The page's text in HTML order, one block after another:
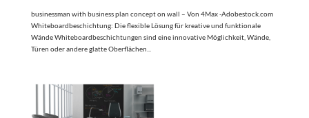
businessman with business plan concept on wall – Von 4Max -Adobestock.com
Whiteboardbeschichtung: Die flexible Lösung für kreative und funktionale
Wände Whiteboardbeschichtungen sind eine innovative Möglichkeit, Wände,
Türen oder andere glatte Oberflächen...